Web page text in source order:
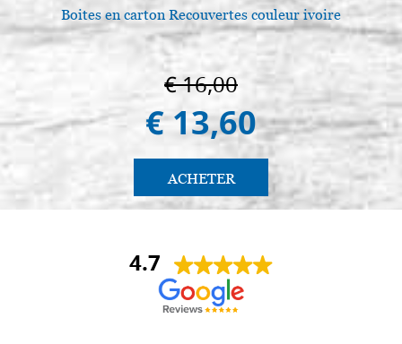
Boites en carton Recouvertes couleur ivoire
€ 16,00
€ 13,60
ACHETER
4.7